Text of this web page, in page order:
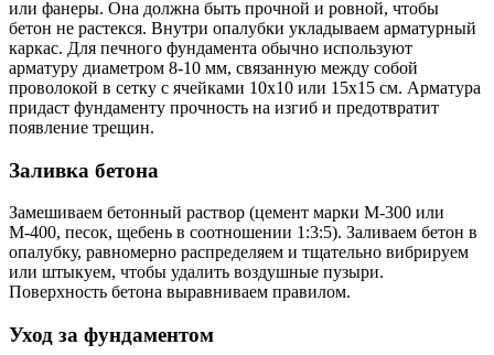
или фанеры. Она должна быть прочной и ровной, чтобы
бетон не растекся. Внутри опалубки укладываем арматурный
каркас. Для печного фундамента обычно используют
арматуру диаметром 8-10 мм, связанную между собой
проволокой в сетку с ячейками 10х10 или 15х15 см. Арматура
придаст фундаменту прочность на изгиб и предотвратит
появление трещин.
Заливка бетона
Замешиваем бетонный раствор (цемент марки М-300 или
М-400, песок, щебень в соотношении 1:3:5). Заливаем бетон в
опалубку, равномерно распределяем и тщательно вибрируем
или штыкуем, чтобы удалить воздушные пузыри.
Поверхность бетона выравниваем правилом.
Уход за фундаментом